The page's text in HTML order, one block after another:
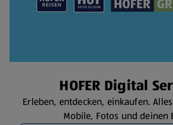
HOFER Digital
Erleben, entdecken, einkaufen.
Mobile, Fotos und deinen